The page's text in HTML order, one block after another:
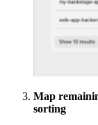
Map
sorting